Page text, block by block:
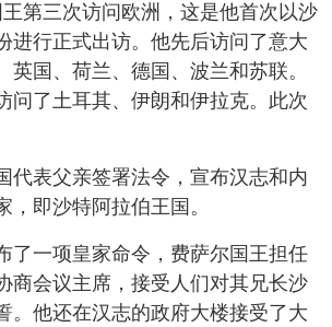
王第三次访问欧洲，这是他首次以沙
进行正式出访。他先后访问了意大
英国、荷兰、德国、波兰和苏联。
问了土耳其、伊朗和伊拉克。此次
代表父亲签署法令，宣布汉志和内
，即沙特阿拉伯王国。
了一项皇家命令，费萨尔国王担任
商会议主席，接受人们对其兄长沙
。他还在汉志的政府大楼接受了大